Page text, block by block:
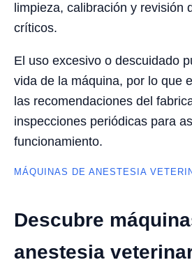
limpieza, calibración y revisión
críticos.
El uso excesivo o descuidado
vida de la máquina, por lo que
las recomendaciones del
inspecciones periódicas para
funcionamiento.
MÁQUINAS DE ANESTESIA
Descubre
anestesia